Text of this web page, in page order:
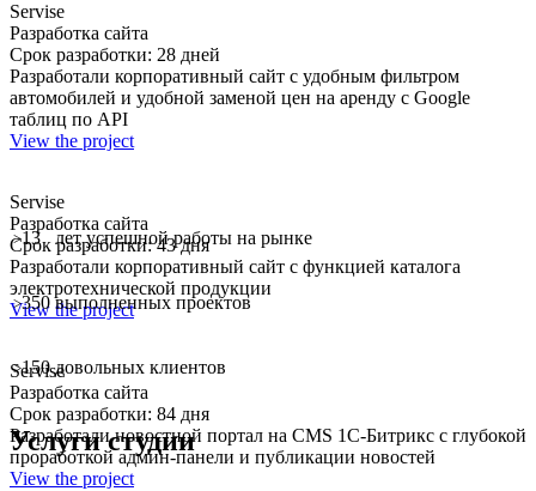
Servise
Разработка сайта
Срок разработки: 28 дней
Разработали корпоративный сайт с удобным фильтром
автомобилей и удобной заменой цен на аренду с Google
таблиц по API
View the project
Servise
Разработка сайта
Срок разработки: 43 дня
Разработали корпоративный сайт с функцией каталога
электротехнической продукции
View the project
Servise
Разработка сайта
Срок разработки: 84 дня
Разработали новостной портал на CMS 1С-Битрикс с глубокой
проработкой админ-панели и публикации новостей
View the project
>13 лет успешной работы на рынке
>350 выполненных проектов
>150 довольных клиентов
Услуги студии